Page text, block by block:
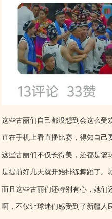
这些古丽们自己都没想到会这么受
直在手机上看直播比赛，得知自己
这些古丽们不仅长得美，还都是篮
是提前好几天就开始排练舞蹈了。
而且这些古丽们还特别有心，她
啊，不仅让球迷们感受到了新疆人